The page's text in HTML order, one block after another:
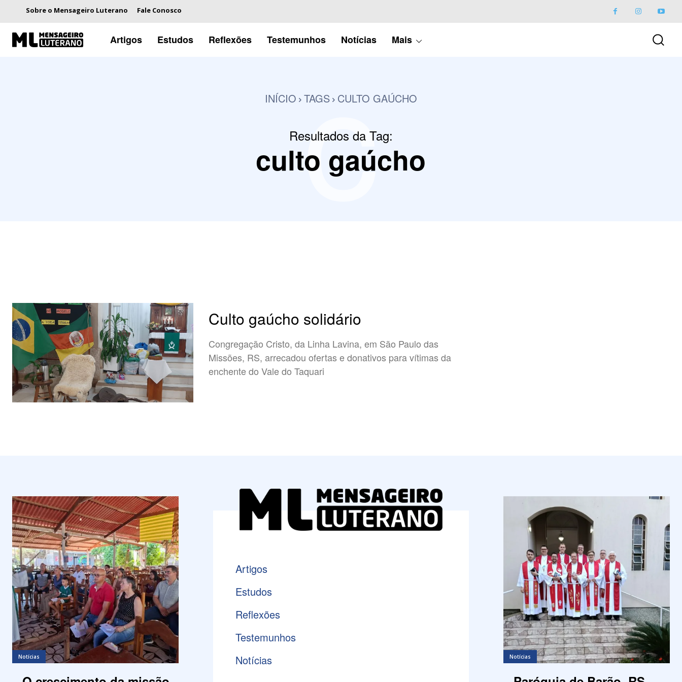
Sobre o Mensageiro Luterano Fale Conosco
Artigos Estudos Reflexões Testemunhos Notícias Mais
INÍCIO TAGS CULTO GAÚCHO
Resultados da Tag:
culto gaúcho
c
Culto gaúcho solidário
Congregação Cristo, da Linha Lavina, em São Paulo das
Missões, RS, arrecadou ofertas e donativos para vítimas da
enchente do Vale do Taquari
Notícias
Artigos
Estudos
Reflexões
Testemunhos
Notícias
Notícias